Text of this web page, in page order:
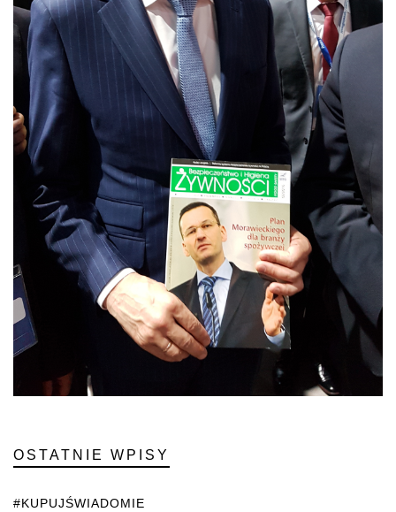
OSTATNIE WPISY
#KUPUJŚWIADOMIE